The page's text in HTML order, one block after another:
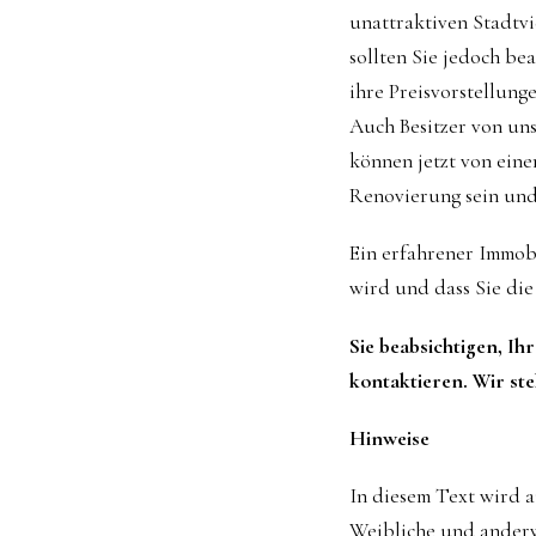
unattraktiven
sollten Sie jedoch
ihre
Auch Besitzer von
können jetzt von
Renovierung sein
Ein erfahrener
wird und dass Sie
Sie beabsichtigen,
kontaktieren. Wir
Hinweise
In diesem Text wird